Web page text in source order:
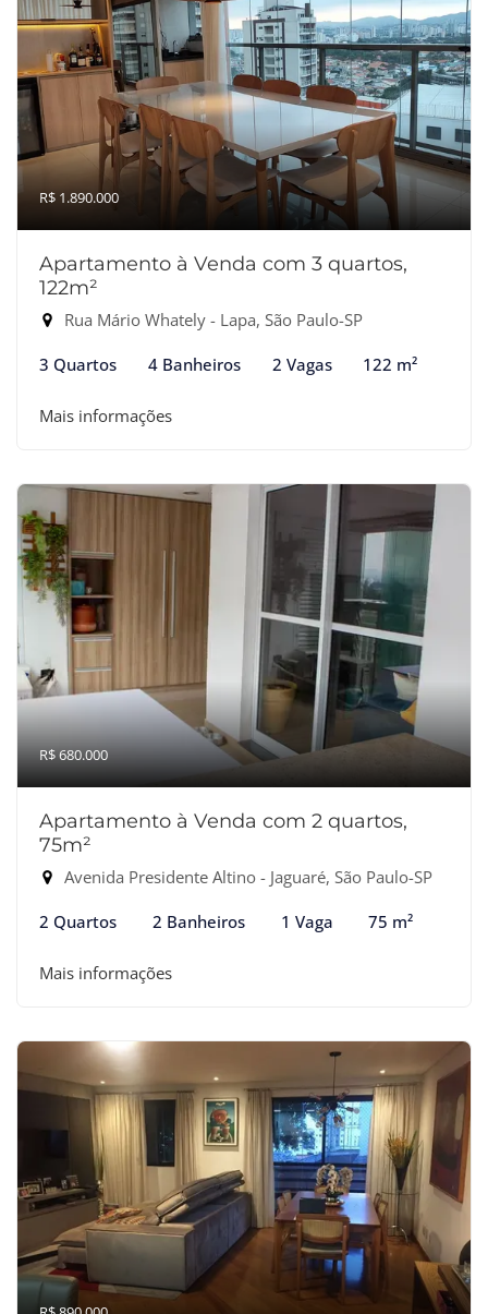
R$ 1.890.000
Apartamento à Venda com 3 quartos,
122m²
Rua Mário Whately - Lapa, São Paulo-SP
3 Quartos 4 Banheiros 2 Vagas 122 m²
Mais informações
R$ 680.000
Apartamento à Venda com 2 quartos,
75m²
Avenida Presidente Altino - Jaguaré, São Paulo-SP
2 Quartos 2 Banheiros 1 Vaga 75 m²
Mais informações